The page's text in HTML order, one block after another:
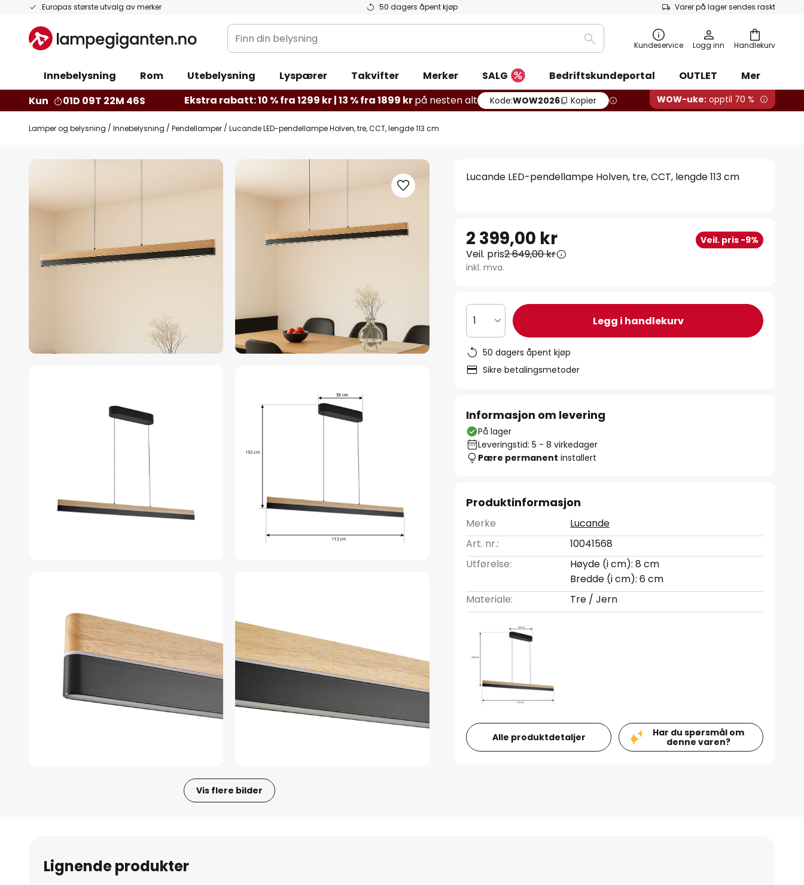
Europas største utvalg av merker 50 dagers åpent kjøp Varer på lager sendes raskt
Hopp
innhold
Handlekurv
Finn
din
Søk Kundeservice Logg inn
Innebelysning Rom Utebelysning Lyspærer Takvifter Merker SALG Bedriftskundeportal OUTLET
Mer
Kun
01D 09T 22M 44S Ekstra rabatt: 10 % fra 1299 kr | 13 % fra 1899 krpå nesten alt Kode:WOW2026 Kopier WOW-uke: opptil 70 %
Lamper og belysning Innebelysning Pendellamper Lucande LED-pendellampe Holven, tre, CCT, lengde 113 cm
Gå
Vis flere bilder
bildegalleri
Lucande LED-pendellampe Holven, tre, CCT, lengde 113 cm
2 399,00 kr Veil. pris -9%
Veil. pris2 649,00 kr
inkl. mva.
1 Legg i handlekurv
50 dagers åpent kjøp
Sikre betalingsmetoder
Informasjon om levering
På lager
Leveringstid: 5 - 8 virkedager
Pære permanent installert
Produktinformasjon
Merke
Lucande
Art. nr.:
10041568
Utførelse:
Høyde (i cm): 8 cm
Bredde (i cm): 6 cm
Materiale:
Tre / Jern
Alle produktdetaljer
Har du spørsmål om
denne varen?
Lignende produkter